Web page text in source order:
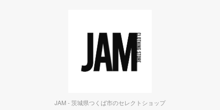
JAM - 茨城県つくば市のセレクトショップ